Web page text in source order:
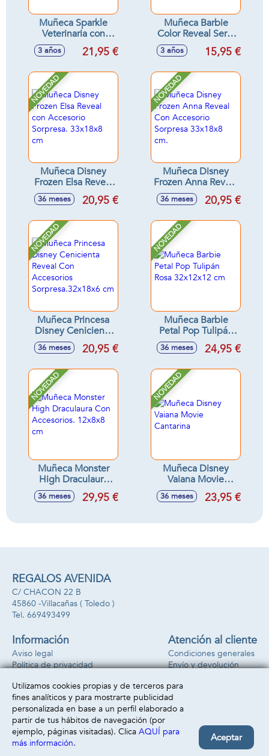
Muñeca Sparkle
Veterinaria con
clínica o Pastelera
con cocina 26 cm -
3 años 21,95 €
Muñeca Barbie
Color Reveal Serie
Disco Star.
32,50x8,50x8,50
surtidos
3 años 15,95 €
NOVEDAD
Muñeca Disney
Frozen Elsa Reveal
con Accesorio
Sorpresa. 33x18x8
36 meses 20,95 €
NOVEDAD
Muñeca Disney
Frozen Anna Reveal
Con Accesorio
Sorpresa 33x18x8
36 meses 20,95 €
NOVEDAD
Muñeca Princesa
Disney Cenicienta
Reveal Con
Accesorios
cm
36 meses 20,95 €
NOVEDAD
Muñeca Barbie
Petal Pop Tulipán
Rosa 32x12x12 cm
36 meses 24,95 €
NOVEDAD
Muñeca Monster
High Draculaura
Con Accesorios.
12x8x8 cm
36 meses 29,95 €
NOVEDAD
Muñeca Disney
Vaiana Movie
Cantarina
36 meses 23,95 €
REGALOS AVENIDA
C/ CHACON 22 B
45860 -Villacañas ( Toledo )
669493499
Información
Aviso legal
Política de privacidad
Atención al cliente
Condiciones generales
Envío y devolución
Formas de pago
Utilizamos cookies propias y de terceros para
fines analíticos y para mostrarte publicidad
personalizada en base a un perfil elaborado a
partir de tus hábitos de navegación (por
ejemplo, páginas visitadas). Clica AQUÍ para
más información. Aceptar